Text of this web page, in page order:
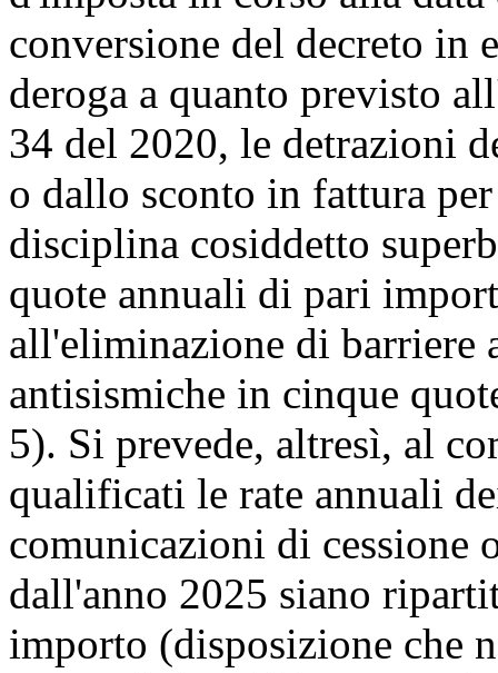
conversione del decreto in
deroga a quanto previsto
34 del 2020, le detrazioni
o dallo sconto in fattura
disciplina cosiddetto
quote annuali di pari
all'eliminazione di barriere
antisismiche in cinque
5). Si prevede, altresì, al
qualificati le rate annuali
comunicazioni di cessione
dall'anno 2025 siano
importo (disposizione che